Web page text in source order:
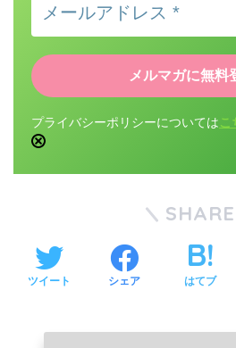
プライバシーポリシーについては こ
SHARE
ツイート シェア はてブ